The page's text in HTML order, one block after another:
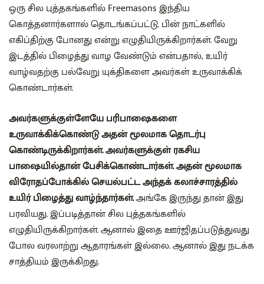
ஒரு சில புத்தகங்களில் Freemasons இந்திய
கொத்தனார்களால் தொடங்கப்பட்டு, பின் நாட்களில்
எகிப்திற்கு போனது என்று எழுதியிருக்கிறார்கள். வேறு
இடத்தில் பிழைத்து வாழ வேண்டும் என்பதால், உயிர்
வாழ்வதற்கு பல்வேறு யுக்திகளை அவர்கள் உருவாக்கிக்
கொண்டார்கள்.
அவர்களுக்குள்ளேயே பரிபாஷைகளை
உருவாக்கிக்கொண்டு அதன் மூலமாக தொடர்பு
கொண்டிருக்கிறார்கள். அவர்களுக்குள் ரகசிய
பாஷையில்தான் பேசிக்கொண்டார்கள். அதன் மூலமாக
விரோதப்போக்கில் செயல்பட்ட அந்தக் கலாச்சாரத்தில்
உயிர் பிழைத்து வாழ்ந்தார்கள்.அங்கே இருந்து தான் இது
பரவியது. இப்படித்தான் சில புத்தகங்களில்
எழுதியிருக்கிறார்கள். ஆனால் இதை ஊர்ஜிதப்படுத்துவது
போல வரலாற்று ஆதாரங்கள் இல்லை. ஆனால் இது நடக்க
சாத்தியம் இருக்கிறது.